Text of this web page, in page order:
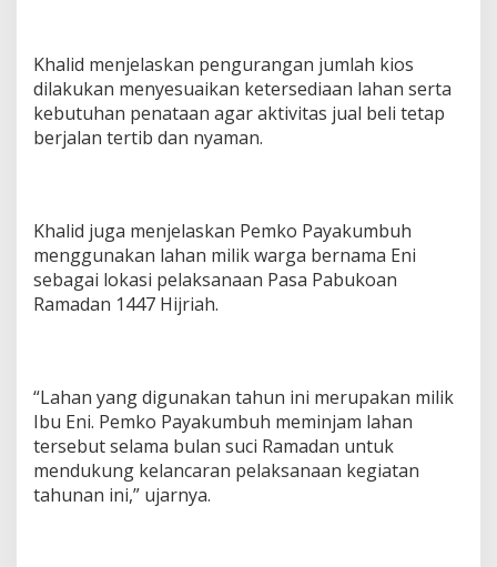
Khalid menjelaskan pengurangan jumlah kios
dilakukan menyesuaikan ketersediaan lahan serta
kebutuhan penataan agar aktivitas jual beli tetap
berjalan tertib dan nyaman.
Khalid juga menjelaskan Pemko Payakumbuh
menggunakan lahan milik warga bernama Eni
sebagai lokasi pelaksanaan Pasa Pabukoan
Ramadan 1447 Hijriah.
“Lahan yang digunakan tahun ini merupakan milik
Ibu Eni. Pemko Payakumbuh meminjam lahan
tersebut selama bulan suci Ramadan untuk
mendukung kelancaran pelaksanaan kegiatan
tahunan ini,” ujarnya.